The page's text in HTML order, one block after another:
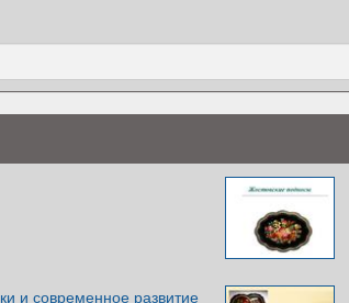
и современное развитие